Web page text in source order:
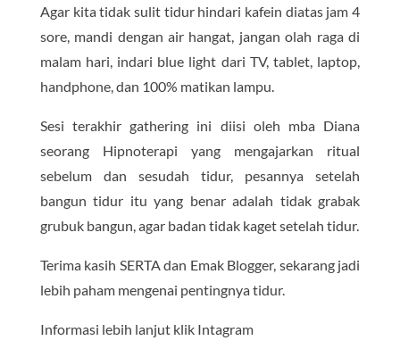
Agar kita tidak sulit tidur hindari kafein diatas jam 4
sore, mandi dengan air hangat, jangan olah raga di
malam hari, indari blue light dari TV, tablet, laptop,
handphone, dan 100% matikan lampu.
Sesi terakhir gathering ini diisi oleh mba Diana
seorang Hipnoterapi yang mengajarkan ritual
sebelum dan sesudah tidur, pesannya setelah
bangun tidur itu yang benar adalah tidak grabak
grubuk bangun, agar badan tidak kaget setelah tidur.
Terima kasih SERTA dan Emak Blogger, sekarang jadi
lebih paham mengenai pentingnya tidur.
Informasi lebih lanjut klik Intagram